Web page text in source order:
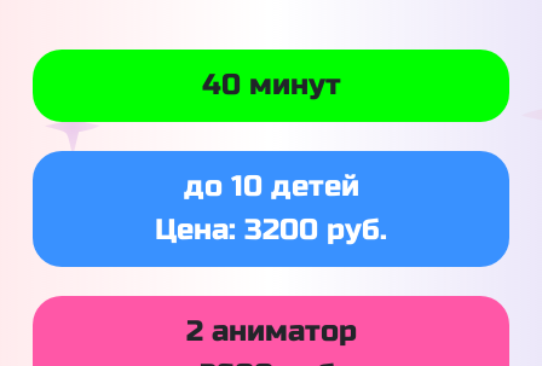
40 минут
до 10 детей
Цена: 3200 руб.
2 аниматор